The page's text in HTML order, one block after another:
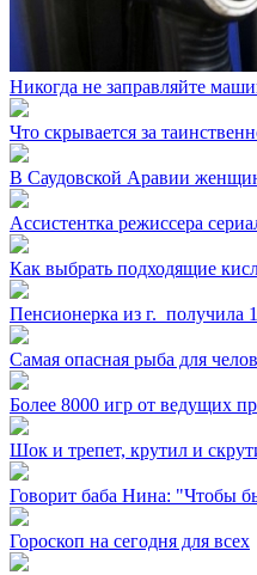
Никогда не заправляйте
Что скрывается за
В Саудовской Аравии
Ассистентка режиссера
Как выбрать подходящие
Пенсионерка из г. ⁣ получила
Самая опасная рыба для
Более 8000 игр от ведущих
Шок и трепет, крутил и
Говорит баба Нина: "Чтобы
Гороскоп на сегодня для всех